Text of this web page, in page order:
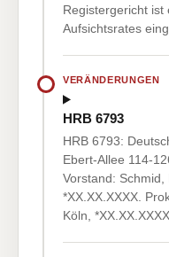
Registergericht
Aufsichtsrates
VERÄNDERUNGEN
HRB 6793
HRB 6793:
Ebert-Allee 114-
Vorstand: Schmid,
*XX.XX.XXXX.
Köln,